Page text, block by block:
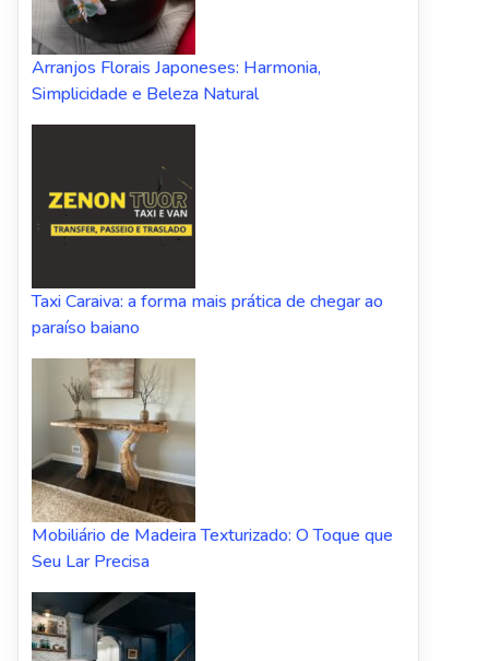
Arranjos Florais Japoneses: Harmonia,
Simplicidade e Beleza Natural
Taxi Caraiva: a forma mais prática de chegar ao
paraíso baiano
Mobiliário de Madeira Texturizado: O Toque que
Seu Lar Precisa